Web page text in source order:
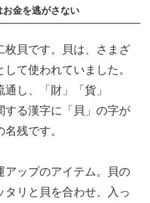
お金を逃がさない
枚貝です。貝は、さまざ
て使われていました。
し、「財」「貨」
する漢字に「貝」の字が
残です。
アップのアイテム。貝の
タリと貝を合わせ、入っ